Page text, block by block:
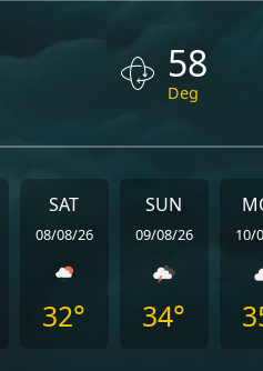
58
Deg
SAT
08/08/26
32°
SUN
09/08/26
34°
10/